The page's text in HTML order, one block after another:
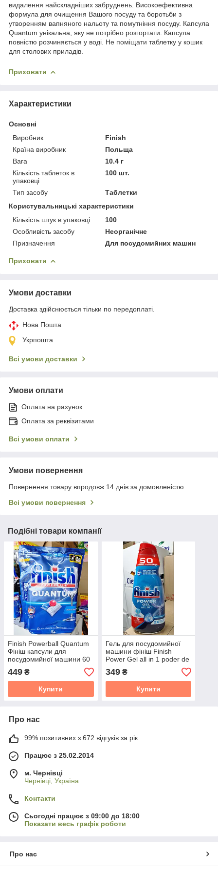
видалення найскладніших забруднень. Високоефективна
формула для очищення Вашого посуду та боротьби з
утворенням вапняного нальоту та помутніння посуду. Капсула
Quantum унікальна, яку не потрібно розгортати. Капсула
повністю розчиняється у воді. Не поміщати таблетку у кошик
для столових приладів.
Приховати
Характеристики
Основні
Виробник
Finish
Країна виробник
Польща
Вага
10.4 г
Кількість таблеток в
упаковці
100 шт.
Тип засобу
Таблетки
Користувальницькі характеристики
Кількість штук в упаковці
100
Особливість засобу
Неорганічне
Призначення
Для посудомийних машин
Приховати
Умови доставки
Доставка здійснюється тільки по передоплаті.
Нова Пошта
Укрпошта
Всі умови доставки
Умови оплати
Оплата на рахунок
Оплата за реквізитами
Всі умови оплати
Умови повернення
Повернення товару впродовж 14 днів за домовленістю
Всі умови повернення
Подібні товари компанії
Finish Powerball Quantum
Фініш капсули для
посудомийної машини 60
штук
449 ₴
Купити
Гель для посудомийної
машини фініш Finish
Power Gel all in 1 poder de
protection 50 прань 1 літр
349₴
Купити
Про нас
99% позитивних з 672 відгуків за рік
Працює з 25.02.2014
м. Чернівці
Чернівці, Україна
Контакти
Сьогодні працює з 09:00 до 18:00
Показати весь графік роботи
Про нас